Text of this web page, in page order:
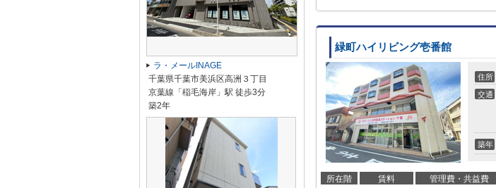
緑町ハイリビング壱番館
住所
交通
築年
所在階 賃料 管理費・共益費
ラ・メールINAGE
千葉県千葉市美浜区高洲３丁目
京葉線「稲毛海岸」駅 徒歩3分
築2年